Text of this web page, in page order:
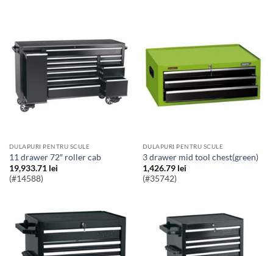
DULAPURI PENTRU SCULE
11 drawer 72″ roller cab
19,933.71 lei
(#14588)
DULAPURI PENTRU SCULE
3 drawer mid tool chest(green)
1,426.79 lei
(#35742)